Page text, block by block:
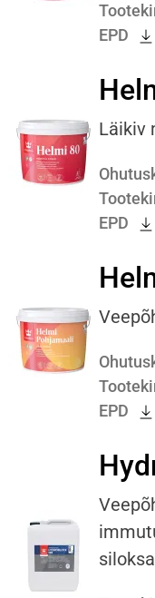
EPD
Läikiv
EPD
EPD